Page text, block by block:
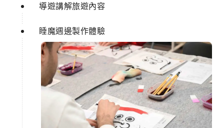
導遊講解旅遊內容
睡魔週邊製作體驗